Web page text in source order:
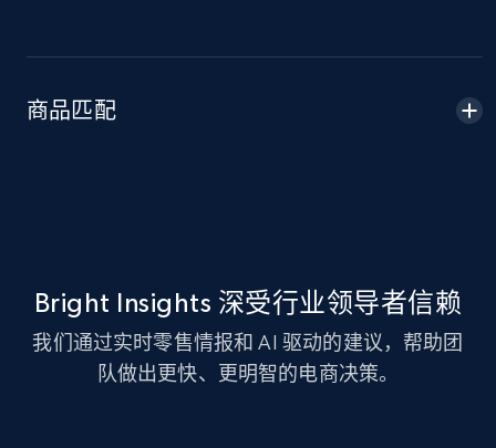
price, Final price, Discount percent, and more.
Seller id, URL, Seller name, Description, Detailed
info, Stars, Feedbacks, Return policy, and more.
商品匹配
Bright Insights 深受行业领导者信赖
我们通过实时零售情报和 AI 驱动的建议，帮助团
队做出更快、更明智的电商决策。